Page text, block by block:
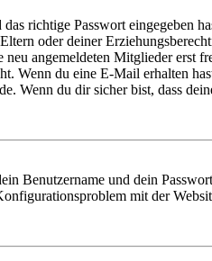
richtige Passwort eingegeben
oder deiner
angemeldeten Mitglieder erst
Wenn du eine E-Mail erhalten
Wenn du dir sicher bist, dass
Benutzername und dein
mit der